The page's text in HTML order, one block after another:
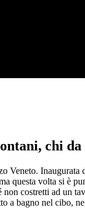
chi da
Veneto.
questa volta si è
costretti ad un
bagno nel cibo,